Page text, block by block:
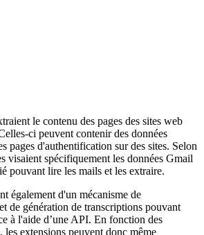
le contenu des pages des sites web
ci peuvent contenir des données
pages d'authentification sur des sites. Selon
visaient spécifiquement les données Gmail
pouvant lire les mails et les extraire.
également d'un mécanisme de
de génération de transcriptions pouvant
à l'aide d’une API. En fonction des
les extensions peuvent donc même